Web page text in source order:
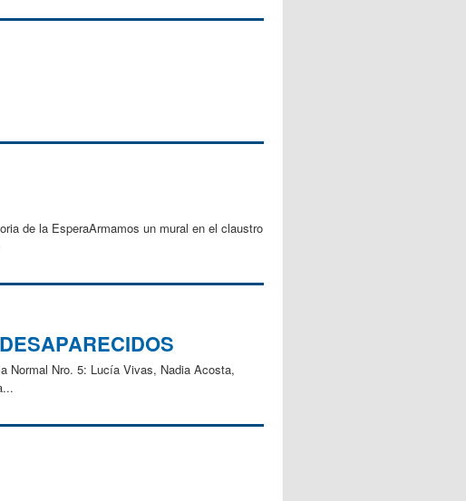
de la EsperaArmamos un mural en el claustro
Normal Nro. 5: Lucía Vivas, Nadia Acosta,